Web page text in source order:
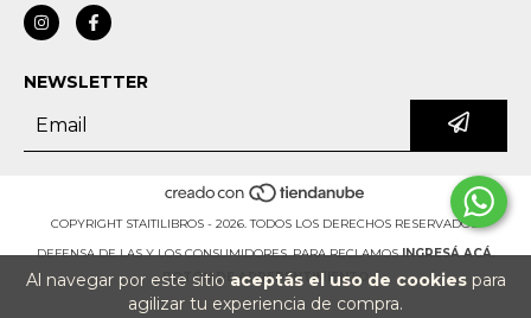
Al navegar por este sitio aceptás el uso de cookiespara
agilizar tu experiencia de compra.
NEWSLETTER
COPYRIGHT STAITILIBROS - 2026. TODOS LOS DERECHOS RESERVADOS.
DEFENSA DE LAS Y LOS CONSUMIDORES. PARA RECLAMOS INGRESÁ ACÁ.
BOTÓN DE ARREPENTIMIENTO